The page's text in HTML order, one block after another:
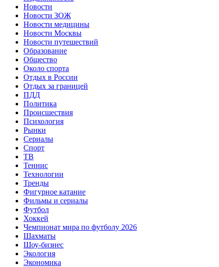
Новости
Новости ЗОЖ
Новости медицины
Новости Москвы
Новости путешествий
Образование
Общество
Около спорта
Отдых в России
Отдых за границей
ПДД
Политика
Происшествия
Психология
Рынки
Сериалы
Спорт
ТВ
Теннис
Технологии
Тренды
Фигурное катание
Фильмы и сериалы
Футбол
Хоккей
Чемпионат мира по футболу 2026
Шахматы
Шоу-бизнес
Экология
Экономика